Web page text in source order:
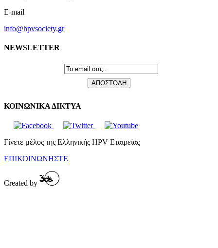
E-mail
info@hpvsociety.gr
NEWSLETTER
ΚΟΙΝΩΝΙΚΑ ΔΙΚΤΥΑ
Γίνετε μέλος της Ελληνικής HPV Εταιρείας
ΕΠΙΚΟΙΝΩΝΗΣΤΕ
Created by